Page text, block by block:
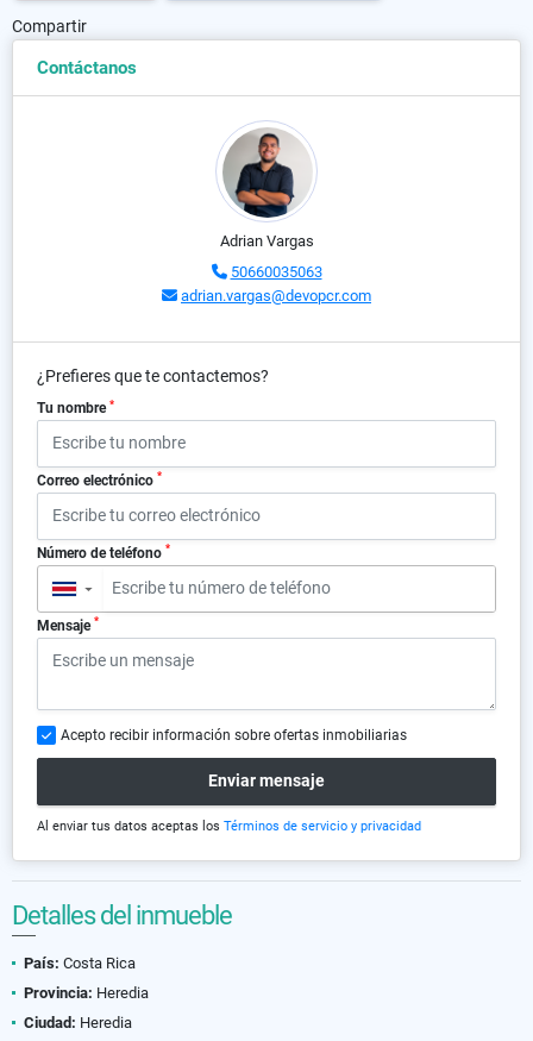
Compartir
Contáctanos
Adrian Vargas
50660035063
adrian.vargas@devopcr.com
¿Prefieres que te contactemos?
Tu nombre *
Correo electrónico *
Número de teléfono *
▼
Mensaje *
Acepto recibir información sobre ofertas inmobiliarias
Enviar mensaje
Al enviar tus datos aceptas los Términos de servicio y privacidad
Detalles del inmueble
País: Costa Rica
Provincia: Heredia
Ciudad: Heredia